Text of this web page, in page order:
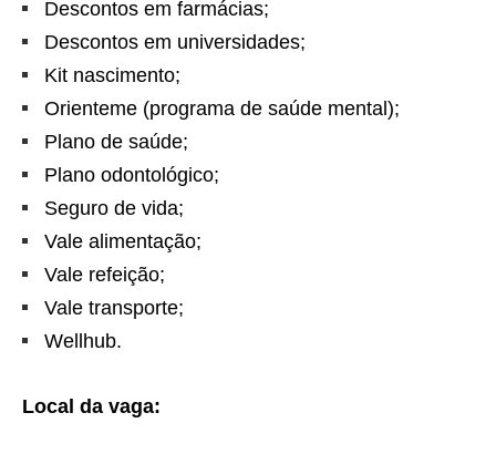
Descontos em farmácias;
Descontos em universidades;
Kit nascimento;
Orienteme (programa de saúde mental);
Plano de saúde;
Plano odontológico;
Seguro de vida;
Vale alimentação;
Vale refeição;
Vale transporte;
Wellhub.
Local da vaga: